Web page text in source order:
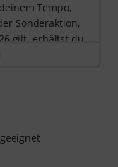
Tempo,
Sonderaktion,
gilt, erhältst du
School of